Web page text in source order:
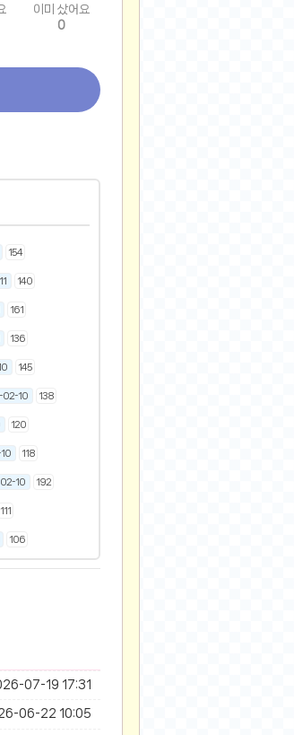
이미 샀어요
0
154
140
161
136
145
02-10 138
120
118
10 192
111
106
07-19 17:31
06-22 10:05